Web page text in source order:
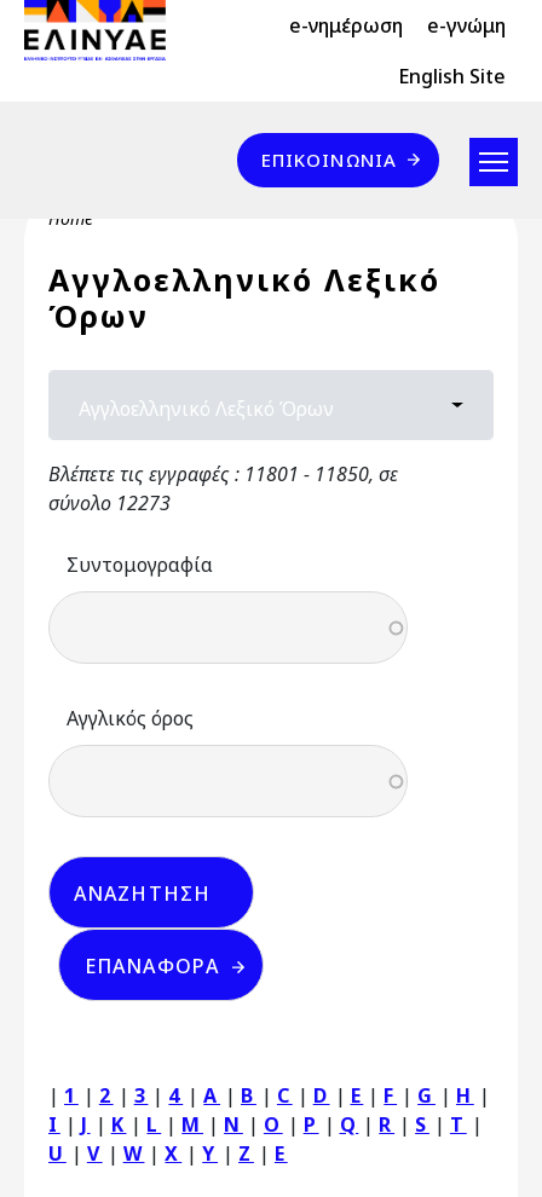
Skip to main content
Header Top 2 e-νημέρωση e-γνώμη
Header Top English Site
Επικοινωνία
ΕΠΙΚΟΙΝΩΝΊΑ
Breadcrumb
Home
Αγγλοελληνικό Λεξικό
Όρων
Primary tabs
Αγγλοελληνικό Λεξικό Όρων Toggle
Βλέπετε τις εγγραφές : 11801 - 11850, σε
σύνολο 12273
Συντομογραφία
Αγγλικός όρος
| 1 | 2 | 3 | 4 |A | B | C | D | E | F | G | H |
I | J | K | L | M | N | O | P | Q | R | S | T |
U | V | W |X |Y | Z | Ε